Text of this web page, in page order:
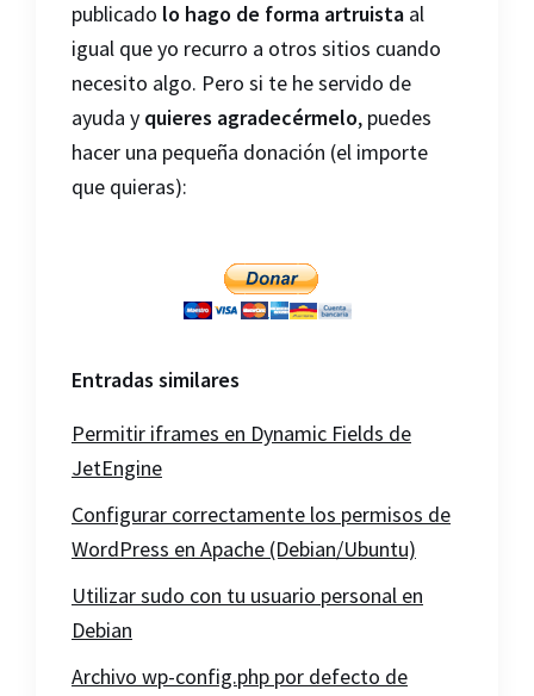
publicado lo hago de forma artruista al
igual que yo recurro a otros sitios cuando
necesito algo. Pero si te he servido de
ayuda y quieres agradecérmelo, puedes
hacer una pequeña donación (el importe
que quieras):
Entradas similares
Permitir iframes en Dynamic Fields de
JetEngine
Configurar correctamente los permisos de
WordPress en Apache (Debian/Ubuntu)
Utilizar sudo con tu usuario personal en
Debian
Archivo wp-config.php por defecto de